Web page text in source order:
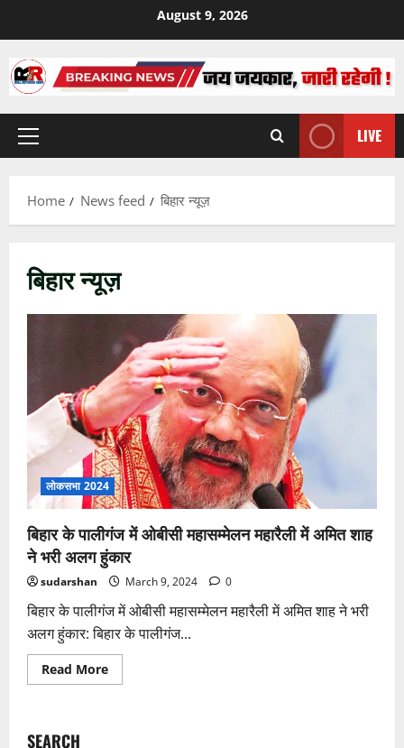
content
August 9, 2026
Primary
LIVE
Home News feed बिहार न्यूज़
बिहार न्यूज़
लोकसभा 2024
बिहार के पालीगंज में ओबीसी महासम्मेलन महारैली में अमित शाह
ने भरी अलग हुंकार
sudarshan March 9, 2024 0
बिहार के पालीगंज में ओबीसी महासम्मेलन महारैली में अमित शाह ने भरी
अलग हुंकार: बिहार के पालीगंज...
Read MoreRead
more
SEARCH